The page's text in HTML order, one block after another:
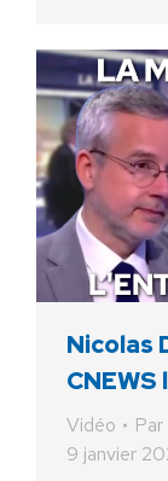
Nicolas
Vidéo Par
9 janvier